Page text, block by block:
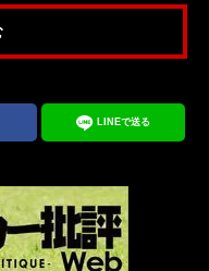
LINEで送る